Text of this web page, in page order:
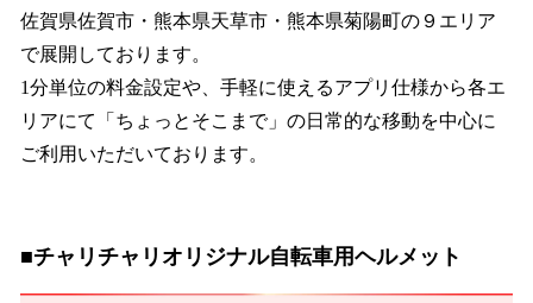
佐賀県佐賀市・熊本県天草市・熊本県菊陽町の９エリア
で展開しております。
1分単位の料金設定や、手軽に使えるアプリ仕様から各エ
リアにて「ちょっとそこまで」の日常的な移動を中心に
ご利用いただいております。
■チャリチャリオリジナル自転車用ヘルメット